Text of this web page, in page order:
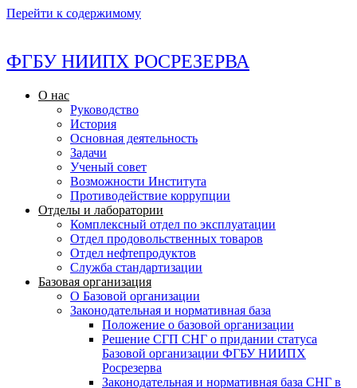
Перейти к содержимому
ФГБУ НИИПХ РОСРЕЗЕРВА
О нас
Руководство
История
Основная деятельность
Задачи
Ученый совет
Возможности Института
Противодействие коррупции
Отделы и лаборатории
Комплексный отдел по эксплуатации
Отдел продовольственных товаров
Отдел нефтепродуктов
Служба стандартизации
Базовая организация
О Базовой организации
Законодательная и нормативная база
Положение о базовой организации
Решение СГП СНГ о придании статуса
Базовой организации ФГБУ НИИПХ
Росрезерва
Законодательная и нормативная база СНГ в